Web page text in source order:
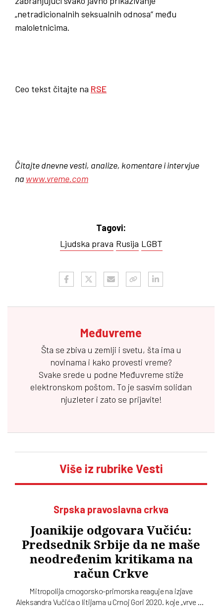
„netradicionalnih seksualnih odnosa“ među
maloletnicima.
Ceo tekst čitajte na RSE
Čitajte dnevne vesti, analize, komentare i intervjue
na www.vreme.com
Tagovi:
Ljudska prava Rusija LGBT
Međuvreme
Šta se zbiva u zemlji i svetu, šta ima u
novinama i kako provesti vreme?
Svake srede u podne Međuvreme stiže
elektronskom poštom. To je sasvim solidan
njuzleter i zato se prijavite!
Više iz rubrike Vesti
Srpska pravoslavna crkva
Joanikije odgovara Vučiću:
Predsednik Srbije da ne maše
neodređenim kritikama na
račun Crkve
Mitropolija crnogorsko-primorska reaguje na izjave
Aleksandra Vučića o litijama u Crnoj Gori 2020. koje „vrve od